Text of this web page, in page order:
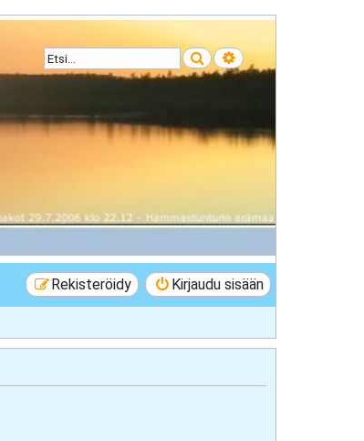
Etsi Tarkennettu haku
Kirjaudu sisään
Rekisteröidy